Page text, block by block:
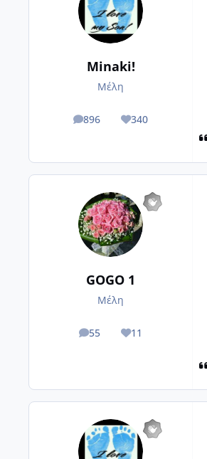
Minaki!
Μέλη
896
posts 340
Reputation
GOGO 1
Μέλη
55
posts 11
Reputation